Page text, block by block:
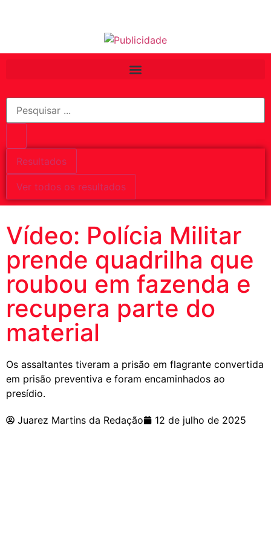
Resultados
Ver todos os resultados
Vídeo: Polícia Militar
prende quadrilha que
roubou em fazenda e
recupera parte do
material
Os assaltantes tiveram a prisão em flagrante convertida
em prisão preventiva e foram encaminhados ao
presídio.
Juarez Martins da Redação 12 de julho de 2025